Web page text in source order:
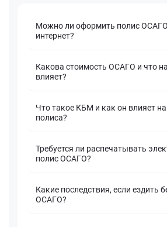
Можно ли оформить полис
интернет?
Какова стоимость ОСАГО и что
влияет?
Что такое КБМ и как он влияет
полиса?
Требуется ли распечатывать
полис ОСАГО?
Какие последствия, если ездить
ОСАГО?